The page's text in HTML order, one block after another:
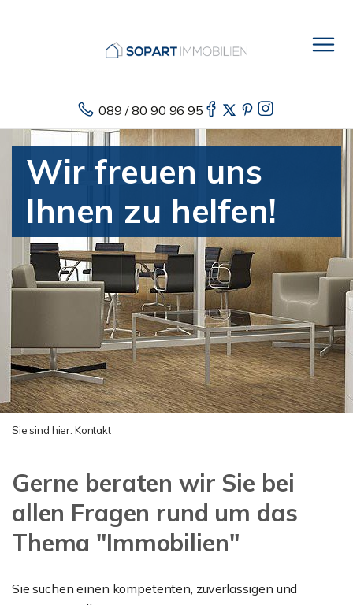
089 / 80 90 96 95
Wir freuen uns
Ihnen zu helfen!
Sie sind hier: Kontakt
Gerne beraten wir Sie bei
allen Fragen rund um das
Thema "Immobilien"
Sie suchen einen kompetenten, zuverlässigen und